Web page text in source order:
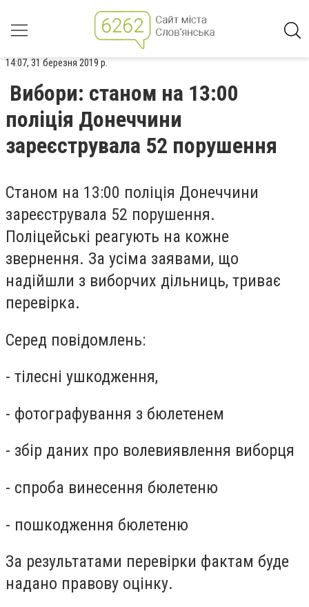
14:07, 31 березня 2019 р.
Вибори: станом на 13:00
поліція Донеччини
зареєструвала 52 порушення
Станом на 13:00 поліція Донеччини
зареєструвала 52 порушення.
Поліцейські реагують на кожне
звернення. За усіма заявами, що
надійшли з виборчих дільниць, триває
перевірка.
Серед повідомлень:
- тілесні ушкодження,
- фотографування з бюлетенем
- збір даних про волевиявлення виборця
- спроба винесення бюлетеню
- пошкодження бюлетеню
За результатами перевірки фактам буде
надано правову оцінку.